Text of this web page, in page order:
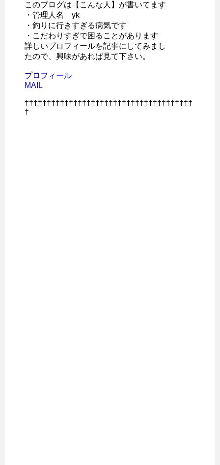
このブログは【こんな人】が書いてます
・管理人名 yk
・釣りに行きすぎる病気です
・こだわりすぎで困ることがあります
詳しいプロフィールを記事にしてみまし
たので、興味があれば見て下さい。
プロフィール
MAIL
††††††††††††††††††††††††††††††††††††††
†